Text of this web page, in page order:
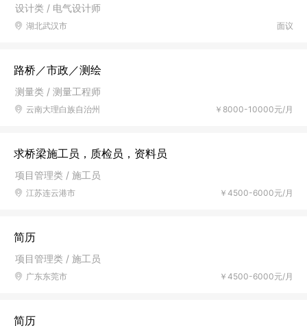
设计类 / 电气设计师
面议
湖北武汉市
路桥／市政／测绘
测量类 / 测量工程师
￥8000-10000元/月
云南大理白族自治州
求桥梁施工员，质检员，资料员
项目管理类 / 施工员
￥4500-6000元/月
江苏连云港市
简历
项目管理类 / 施工员
￥4500-6000元/月
广东东莞市
简历